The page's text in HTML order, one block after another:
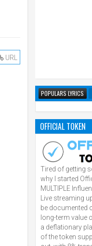
URL
POPULARS LYRICS
OFFICIAL TOKEN
Tired of getting
why I started
MULTIPLE
Live streaming
be documented
long-term value
a deflationary
of the token